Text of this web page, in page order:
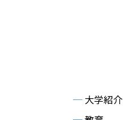
─大学紹介